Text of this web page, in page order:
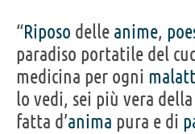
“Riposo delle anime,
paradiso portatile del
medicina per ogni
lo vedi, sei più vera della
fatta d’anima pura e di